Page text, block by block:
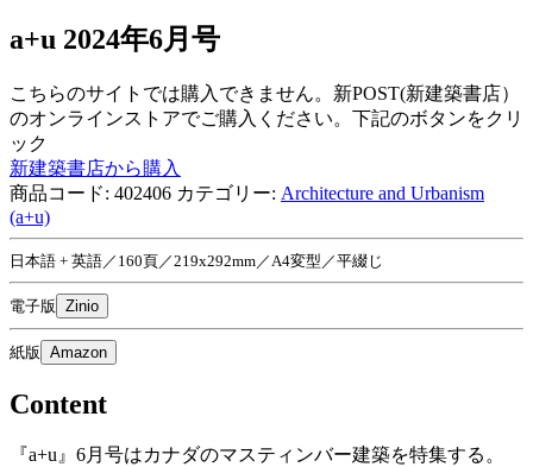
a+u 2024年6月号
こちらのサイトでは購入できません。新POST(新建築書店）
のオンラインストアでご購入ください。下記のボタンをクリ
ック
新建築書店から購入
商品コード: 402406 カテゴリー: Architecture and Urbanism
(a+u)
日本語 + 英語／160頁／219x292mm／A4変型／平綴じ
電子版 Zinio
紙版 Amazon
Content
『a+u』6月号はカナダのマスティンバー建築を特集する。